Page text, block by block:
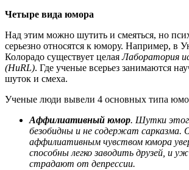
Четыре вида юмора
Над этим можно шутить и смеяться, но
серьезно относятся к юмору. Например, в
Колорадо существует целаяЛаборатория
(HuRL). Где ученые всерьез занимаются
шуток и смеха.
Ученые люди вывели 4 основных типа
Аффилиативный юмор. Шутки
безобидны и не содержат сарказма.
аффилиативным чувством юмора
способны легко заводить друзей, и
страдают от депрессии.